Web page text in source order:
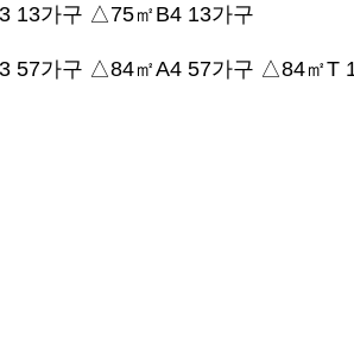
13가구 △75㎡B4 13가구
57가구 △84㎡A4 57가구 △84㎡T